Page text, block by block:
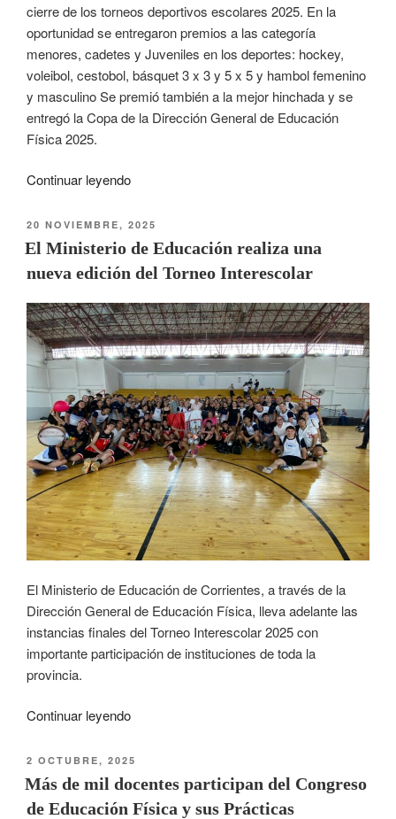
cierre de los torneos deportivos escolares 2025. En la
oportunidad se entregaron premios a las categoría
menores, cadetes y Juveniles en los deportes: hockey,
voleibol, cestobol, básquet 3 x 3 y 5 x 5 y hambol femenino
y masculino Se premió también a la mejor hinchada y se
entregó la Copa de la Dirección General de Educación
Física 2025.
Continuar leyendo
20 NOVIEMBRE, 2025
El Ministerio de Educación realiza una
nueva edición del Torneo Interescolar
El Ministerio de Educación de Corrientes, a través de la
Dirección General de Educación Física, lleva adelante las
instancias finales del Torneo Interescolar 2025 con
importante participación de instituciones de toda la
provincia.
Continuar leyendo
2 OCTUBRE, 2025
Más de mil docentes participan del Congreso
de Educación Física y sus Prácticas